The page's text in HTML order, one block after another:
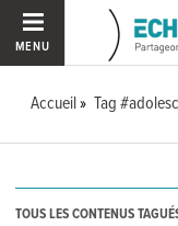
MENU
Accueil Tag
TOUS LES CONTENUS